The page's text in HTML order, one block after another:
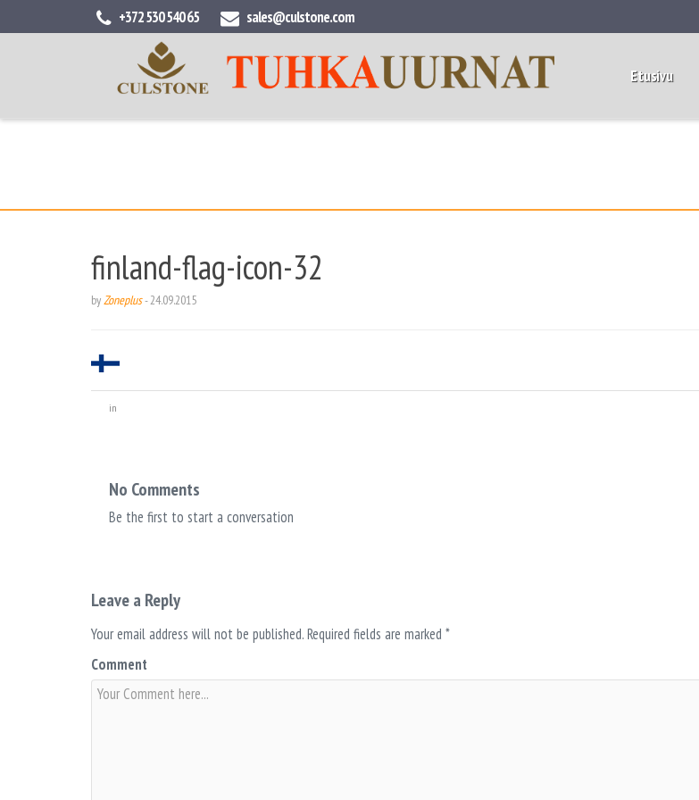
+372 530 540 65 sales@culstone.com
Etusivu
finland-flag-icon-32
byZoneplus-24.09.2015
in
No Comments
Be the first to start a conversation
Leave a Reply
Your email address will not be published.Required fields are marked *
Comment